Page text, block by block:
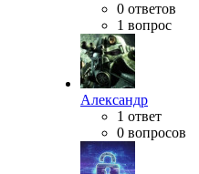
0 ответов
1 вопрос
Александр
1 ответ
0 вопросов